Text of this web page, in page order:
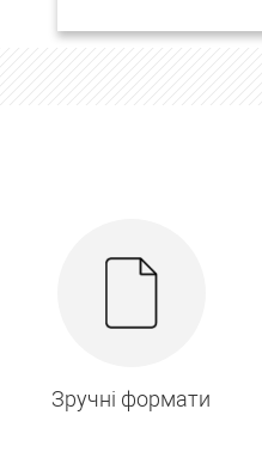
Зручні формати